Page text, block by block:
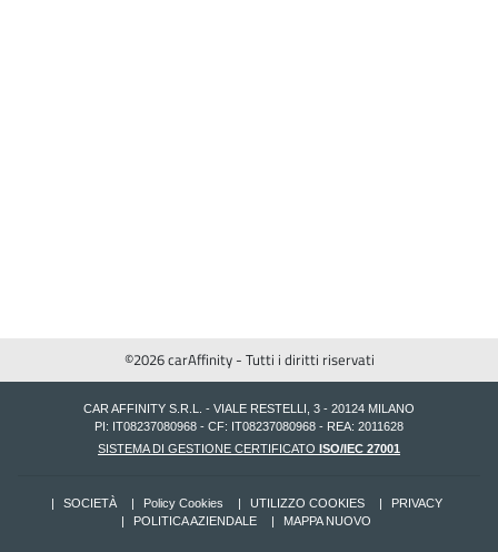
©2026 carAffinity - Tutti i diritti riservati
CAR AFFINITY S.R.L. - VIALE RESTELLI, 3 - 20124 MILANO
PI: IT08237080968 - CF: IT08237080968 - REA: 2011628
SISTEMA DI GESTIONE CERTIFICATO ISO/IEC 27001
SOCIETÀ Policy Cookies UTILIZZO COOKIES
PRIVACY
POLITICA AZIENDALE
MAPPA NUOVO